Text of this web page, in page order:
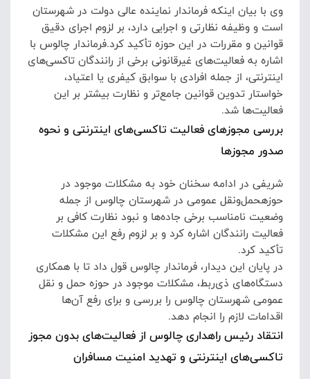
وی با بیان اینکه فرماندار نماینده عالی دولت در شهرستان
است و وظیفه نظارتی و اجرایی دارد، بر لزوم اجرای دقیق
قوانین و مقررات در این حوزه تأکید کرد.فرماندار چالوس با
اشاره به فعالیت‌های غیرقانونی برخی از رانندگان تاکسی‌های
اینترنتی، از جمله افرادی با سوابق کیفری یا اعتیاد،
خواستار تدوین قوانین جامع‌تر و نظارت بیشتر بر این
فعالیت‌ها شد.
بررسی مجوزهای فعالیت تاکسی‌های اینترنتی و نحوه
صدور مجوزها
شریفی در ادامه سخنان خود به مشکلات موجود در
حوزهحمل‌ونقل عمومی در شهرستان چالوس از جمله
وضعیت نامناسب برخی جاده‌ها و نبود نظارت کافی بر
فعالیت رانندگان اشاره کرد و بر لزوم رفع این مشکلات
تأکید کرد.
در پایان این دیدار، فرماندار چالوس قول داد تا با همکاری
دستگاه‌های ذی‌ربط، مشکلات موجود در حوزه حمل و نقل
عمومی شهرستان چالوس را بررسی و برای رفع آن‌ها
اقدامات لازم را انجام دهد.
انتقاد رئیس راهداری چالوس از فعالیت‌های بدون مجوز
تاکسی‌های اینترنتی و تهدید امنیت مسافران